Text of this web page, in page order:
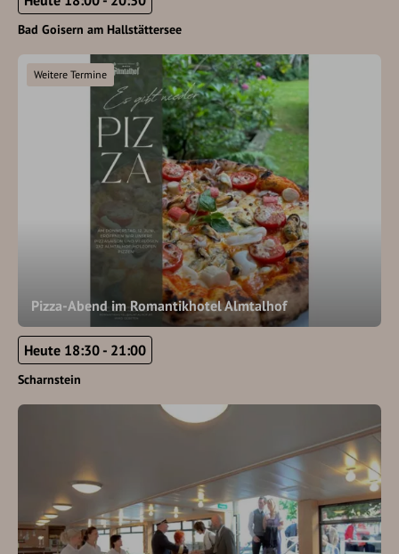
Bad Goisern am Hallstättersee
Pizza-Abend im Romantikhotel Almtalhof
Weitere Termine
Heute 18:30 - 21:00
Scharnstein